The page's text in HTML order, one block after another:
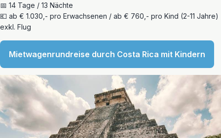
📅 14 Tage / 13 Nächte
💶 ab € 1.030,- pro Erwachsenen / ab € 760,- pro Kind (2-11 Jahre)
exkl. Flug
Mietwagenrundreise durch Costa Rica mit Kindern